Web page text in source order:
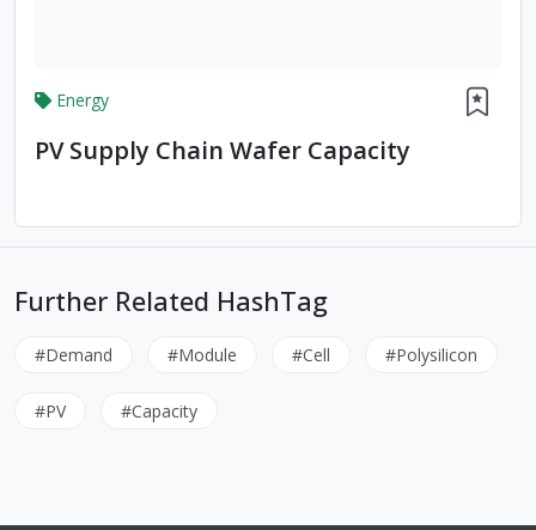
Energy
PV Supply Chain Wafer Capacity
Further Related HashTag
#Demand #Module #Cell #Polysilicon
#PV #Capacity